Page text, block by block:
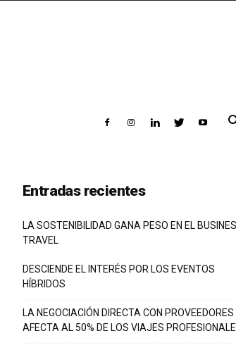
Entradas recientes
LA SOSTENIBILIDAD GANA PESO EN EL
TRAVEL
DESCIENDE EL INTERÉS POR LOS EVENTOS
HÍBRIDOS
LA NEGOCIACIÓN DIRECTA CON PROVEEDORES
AFECTA AL 50% DE LOS VIAJES